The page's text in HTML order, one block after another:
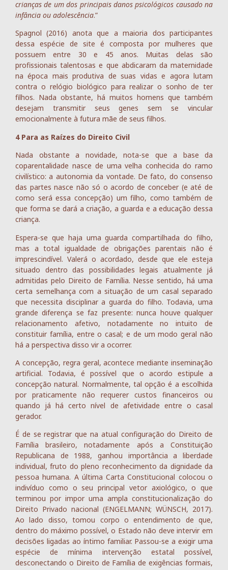
crianças de um dos principais danos psicológicos causado na
infância ou adolescência.”
Spagnol (2016) anota que a maioria dos participantes
dessa espécie de site é composta por mulheres que
possuem entre 30 e 45 anos. Muitas delas são
profissionais talentosas e que abdicaram da maternidade
na época mais produtiva de suas vidas e agora lutam
contra o relógio biológico para realizar o sonho de ter
filhos. Nada obstante, há muitos homens que também
desejam transmitir seus genes sem se vincular
emocionalmente à futura mãe de seus filhos.
4 Para as Raízes do Direito Civil
Nada obstante a novidade, nota-se que a base da
coparentalidade nasce de uma velha conhecida do ramo
civilístico: a autonomia da vontade. De fato, do consenso
das partes nasce não só o acordo de conceber (e até de
como será essa concepção) um filho, como também de
que forma se dará a criação, a guarda e a educação dessa
criança.
Espera-se que haja uma guarda compartilhada do filho,
mas a total igualdade de obrigações parentais não é
imprescindível. Valerá o acordado, desde que ele esteja
situado dentro das possibilidades legais atualmente já
admitidas pelo Direito de Família. Nesse sentido, há uma
certa semelhança com a situação de um casal separado
que necessita disciplinar a guarda do filho. Todavia, uma
grande diferença se faz presente: nunca houve qualquer
relacionamento afetivo, notadamente no intuito de
constituir família, entre o casal; e de um modo geral não
há a perspectiva disso vir a ocorrer.
A concepção, regra geral, acontece mediante inseminação
artificial. Todavia, é possível que o acordo estipule a
concepção natural. Normalmente, tal opção é a escolhida
por praticamente não requerer custos financeiros ou
quando já há certo nível de afetividade entre o casal
gerador.
É de se registrar que na atual configuração do Direito de
Família brasileiro, notadamente após a Constituição
Republicana de 1988, ganhou importância a liberdade
individual, fruto do pleno reconhecimento da dignidade da
pessoa humana. A última Carta Constitucional colocou o
indivíduo como o seu principal vetor axiológico, o que
terminou por impor uma ampla constitucionalização do
Direito Privado nacional (ENGELMANN; WÜNSCH, 2017).
Ao lado disso, tomou corpo o entendimento de que,
dentro do máximo possível, o Estado não deve intervir em
decisões ligadas ao íntimo familiar. Passou-se a exigir uma
espécie de mínima intervenção estatal possível,
desconectando o Direito de Família de exigências formais,